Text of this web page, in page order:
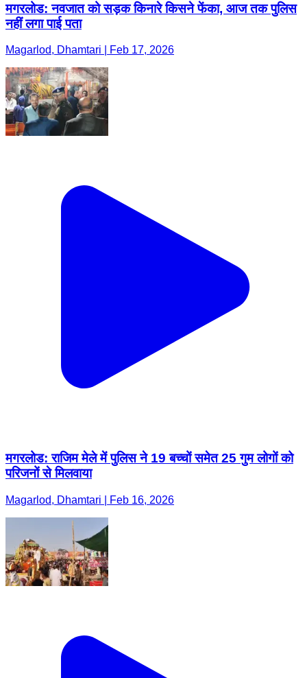
मगरलोड: नवजात को सड़क किनारे किसने फेंका, आज तक पुलिस
नहीं लगा पाई पता
Magarlod, Dhamtari | Feb 17, 2026
मगरलोड: राजिम मेले में पुलिस ने 19 बच्चों समेत 25 गुम लोगों को
परिजनों से मिलवाया
Magarlod, Dhamtari | Feb 16, 2026